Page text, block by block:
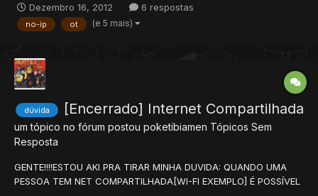
(127.0.0.1) no config.lua, o tibia entra normal.. mas quando eu
coloco meu endereço do no-ip (meuendereço.no-ip.org) ele...
Dezembro 16, 2012 6 respostas
no-ip ot (e 5 mais)
dúvida [Encerrado] Internet Compartilhada
um tópico no fórum postou poketibiamen Tópicos Sem
Resposta
GENTE!!!!ESTOU AKI PRA TIRAR MINHA DUVIDA: QUANDO UMA
PESSOA TEM NET COMPARTILHADA[WI-FI EXEMPLO] É POSSÍVEL